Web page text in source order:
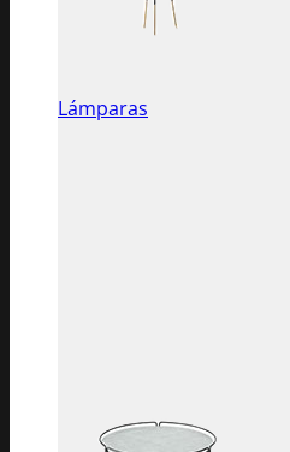
Lámparas